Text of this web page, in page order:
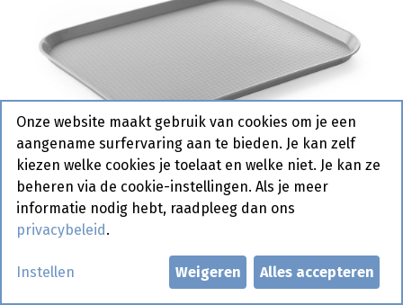
878705 Fastfood Dienblad
Onze website maakt gebruik van cookies om je een
aangename surfervaring aan te bieden. Je kan zelf
kiezen welke cookies je toelaat en welke niet. Je kan ze
beheren via de cookie-instellingen. Als je meer
informatie nodig hebt, raadpleeg dan ons
privacybeleid .
Instellen Weigeren Alles accepteren